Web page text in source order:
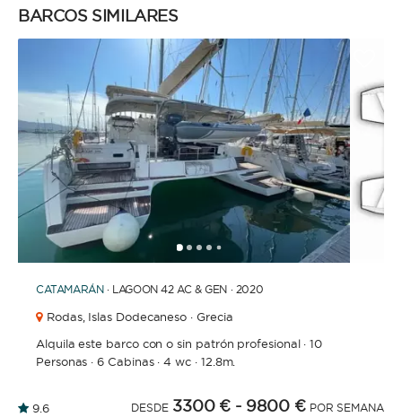
BARCOS SIMILARES
12345 7 10 1213
CATAMARÁN · LAGOON 42 AC & GEN · 2020
Rodas, Islas Dodecaneso · Grecia
Alquila este barco con o sin patrón profesional·10
Personas ·6 Cabinas·4 wc · 12.8m.
9.6 DESDE 3300 € - 9800 € POR SEMANA